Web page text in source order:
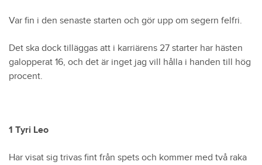
Var fin i den senaste starten och gör upp om segern felfri.
Det ska dock tilläggas att i karriärens 27 starter har hästen
galopperat 16, och det är inget jag vill hålla i handen till hög
procent.
1 Tyri Leo
Har visat sig trivas fint från spets och kommer med två raka